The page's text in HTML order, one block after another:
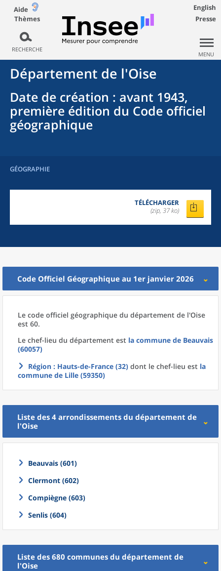
Aide
Thèmes
RECHERCHE
English
Presse
MENU
Département de l'Oise
Date de création : avant 1943,
première édition du Code officiel
géographique
GÉOGRAPHIE
TÉLÉCHARGER
(zip, 37 ko)
Code Officiel Géographique au 1er janvier 2026
Le code officiel géographique du département de l'Oise
est 60.
Le chef-lieu du département est la commune de Beauvais
(60057)
Région : Hauts-de-France (32) dont le chef-lieu est la
commune de Lille (59350)
Liste des 4 arrondissements du département de
l'Oise
Beauvais (601)
Clermont (602)
Compiègne (603)
Senlis (604)
Liste des 680 communes du département de
l'Oise